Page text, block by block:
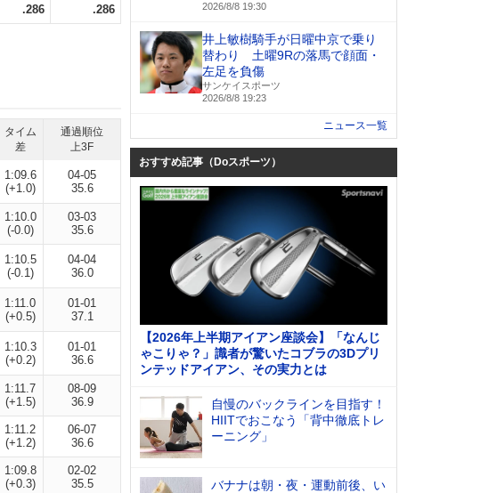
.286 .286
タイム
差
通過順位
上3F
1:09.6
(+1.0)
04-05
35.6
1:10.0
(-0.0)
03-03
35.6
1:10.5
(-0.1)
04-04
36.0
1:11.0
(+0.5)
01-01
37.1
1:10.3
(+0.2)
01-01
36.6
1:11.7
(+1.5)
08-09
36.9
1:11.2
(+1.2)
06-07
36.6
1:09.8
(+0.3)
02-02
35.5
2026/8/8 19:30
井上敏樹騎手が日曜中京で乗り
替わり 土曜9Rの落馬で顔面・
左足を負傷
サンケイスポーツ
2026/8/8 19:23
ニュース一覧
おすすめ記事（Doスポーツ）
【2026年上半期アイアン座談会】「なんじ
ゃこりゃ？」識者が驚いたコブラの3Dプリ
ンテッドアイアン、その実力とは
自慢のバックラインを目指す！
HIITでおこなう「背中徹底トレ
ーニング」
バナナは朝・夜・運動前後、い